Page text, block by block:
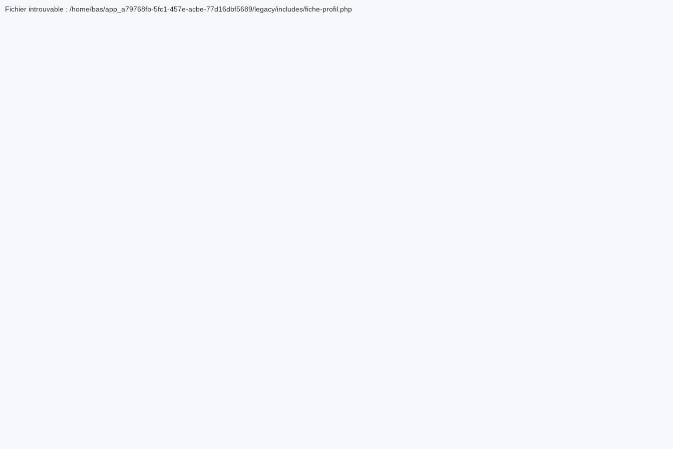
Fichier introuvable : /home/bas/app_a79768fb-5fc1-457e-acbe-77d16dbf5689/legacy/includes/fiche-profil.php